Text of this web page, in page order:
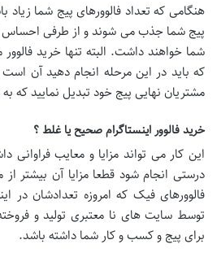
هنگامی که تعداد فالوورهای پیج شما
پیج شما جذب می شوند و از طرفی احساس
شما خواهند داشت. البته تنها خرید
که باید در این مرحله انجام دهید آن است
مشتریان نهایی پیج خود تبدیل نمایید که
خرید فالوور اینستاگرام صحیح یا غلط ؟
این کار می تواند مزایا و معایب
درستی انجام شود قطعا مزایا آن بیشتر
فالوورهای فیک که امروزه تعدادشان در
توسط سایت های نا معتبری تولید و
برای پیج و کسب و کار شما داشته باشد.